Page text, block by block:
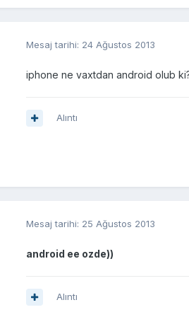
Mesaj tarihi: 24 Ağustos 2013
iphone ne vaxtdan android olub
Alıntı
Mesaj tarihi: 25 Ağustos 2013
android ee ozde))
Alıntı